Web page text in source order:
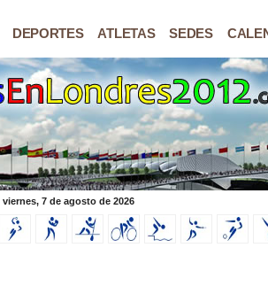
DEPORTES ATLETAS SEDES
7 de agosto de 2026